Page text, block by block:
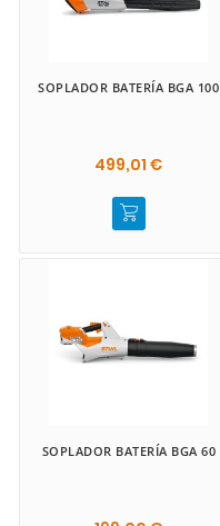
SOPLADOR BATERÍA BGA 100
499,01 €
SOPLADOR BATERÍA BGA 60